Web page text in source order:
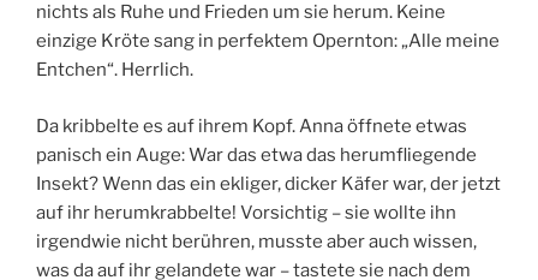
nichts als Ruhe und Frieden um sie herum. Keine
einzige Kröte sang in perfektem Opernton: „Alle meine
Entchen“. Herrlich.
Da kribbelte es auf ihrem Kopf. Anna öffnete etwas
panisch ein Auge: War das etwa das herumfliegende
Insekt? Wenn das ein ekliger, dicker Käfer war, der jetzt
auf ihr herumkrabbelte! Vorsichtig – sie wollte ihn
irgendwie nicht berühren, musste aber auch wissen,
was da auf ihr gelandete war – tastete sie nach dem